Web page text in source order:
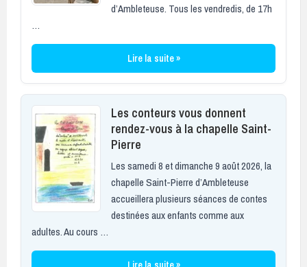
d’Ambleteuse. Tous les vendredis, de 17h
…
Lire la suite »
Les conteurs vous donnent
rendez-vous à la chapelle Saint-
Pierre
Les samedi 8 et dimanche 9 août 2026, la
chapelle Saint-Pierre d’Ambleteuse
accueillera plusieurs séances de contes
destinées aux enfants comme aux
adultes. Au cours …